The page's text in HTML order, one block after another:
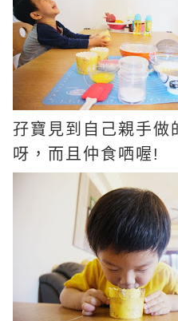
孖寶見到自己親手
呀，而且仲食哂喔!